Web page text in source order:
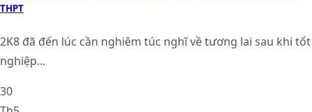
THPT
2K8 đã đến lúc cần nghiêm túc nghĩ về tương lai sau khi tốt
nghiệp...
30